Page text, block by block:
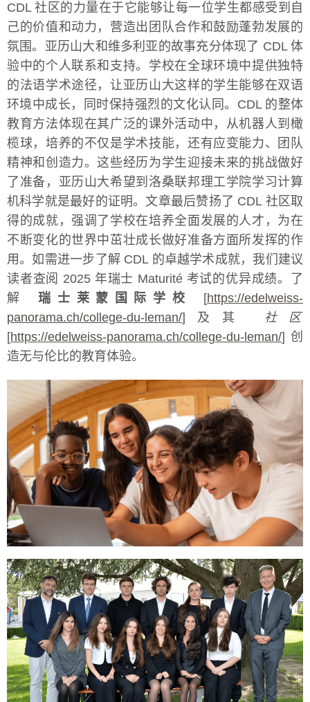
CDL 社区的力量在于它能够让每一位学生都感受到自
己的价值和动力，营造出团队合作和鼓励蓬勃发展的
氛围。亚历山大和维多利亚的故事充分体现了 CDL 体
验中的个人联系和支持。学校在全球环境中提供独特
的法语学术途径，让亚历山大这样的学生能够在双语
环境中成长，同时保持强烈的文化认同。CDL 的整体
教育方法体现在其广泛的课外活动中，从机器人到橄
榄球，培养的不仅是学术技能，还有应变能力、团队
精神和创造力。这些经历为学生迎接未来的挑战做好
了准备，亚历山大希望到洛桑联邦理工学院学习计算
机科学就是最好的证明。文章最后赞扬了 CDL 社区取
得的成就，强调了学校在培养全面发展的人才，为在
不断变化的世界中茁壮成长做好准备方面所发挥的作
用。如需进一步了解 CDL 的卓越学术成就，我们建议
读者查阅 2025 年瑞士 Maturité 考试的优异成绩。了
解
瑞士莱蒙国际学校 [https://edelweiss-
panorama.ch/college-du-leman/]及其
社区
[https://edelweiss-panorama.ch/college-du-leman/] 创
造无与伦比的教育体验。